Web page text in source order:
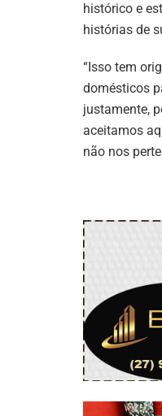
histórico e
histórias de
“Isso tem
domésticos
justamente,
aceitamos
não nos